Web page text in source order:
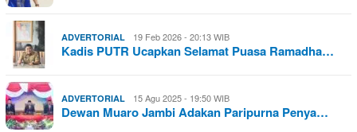
ADVERTORIAL 19 Feb 2026 - 20:13 WIB
Kadis PUTR Ucapkan Selamat Puasa Ramadha…
ADVERTORIAL 15 Agu 2025 - 19:50 WIB
Dewan Muaro Jambi Adakan Paripurna Penya…